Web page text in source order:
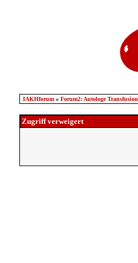
IAKHforum» Forum2: Autologe Transfusion
Zugriff verweigert